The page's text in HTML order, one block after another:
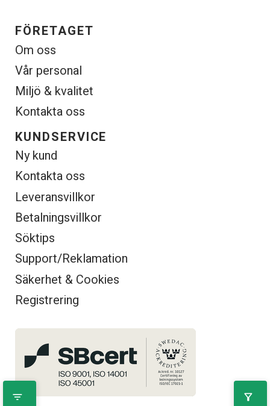
filter_list filter_alt
FÖRETAGET
Om oss
Vår personal
Miljö & kvalitet
Kontakta oss
KUNDSERVICE
Ny kund
Kontakta oss
Leveransvillkor
Betalningsvillkor
Söktips
Support/Reklamation
Säkerhet & Cookies
Registrering